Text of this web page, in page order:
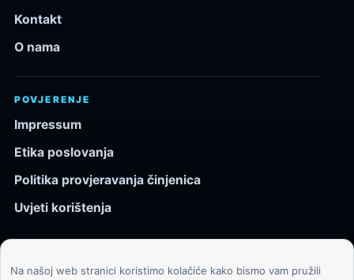
Kontakt
O nama
POVJERENJE
Impressum
Etika poslovanja
Politika provjeravanja činjenica
Uvjeti korištenja
Na našoj web stranici koristimo kolačiće kako bismo vam pružili